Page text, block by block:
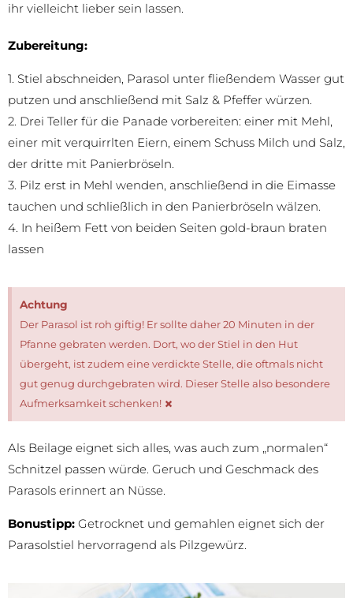
ihr vielleicht lieber sein lassen.
Zubereitung:
1. Stiel abschneiden, Parasol unter fließendem Wasser gut
putzen und anschließend mit Salz & Pfeffer würzen.
2. Drei Teller für die Panade vorbereiten: einer mit Mehl,
einer mit verquirrlten Eiern, einem Schuss Milch und Salz,
der dritte mit Panierbröseln.
3. Pilz erst in Mehl wenden, anschließend in die Eimasse
tauchen und schließlich in den Panierbröseln wälzen.
4. In heißem Fett von beiden Seiten gold-braun braten
lassen
Achtung
Der Parasol ist roh giftig! Er sollte daher 20 Minuten in der
Pfanne gebraten werden. Dort, wo der Stiel in den Hut
übergeht, ist zudem eine verdickte Stelle, die oftmals nicht
gut genug durchgebraten wird. Dieser Stelle also besondere
Aufmerksamkeit schenken! ×
Als Beilage eignet sich alles, was auch zum „normalen“
Schnitzel passen würde. Geruch und Geschmack des
Parasols erinnert an Nüsse.
Bonustipp: Getrocknet und gemahlen eignet sich der
Parasolstiel hervorragend als Pilzgewürz.